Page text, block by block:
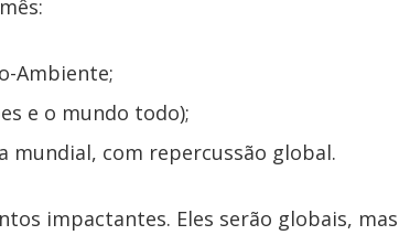
Ambiente;
e o mundo todo);
mundial, com repercussão global.
impactantes. Eles serão globais, mas